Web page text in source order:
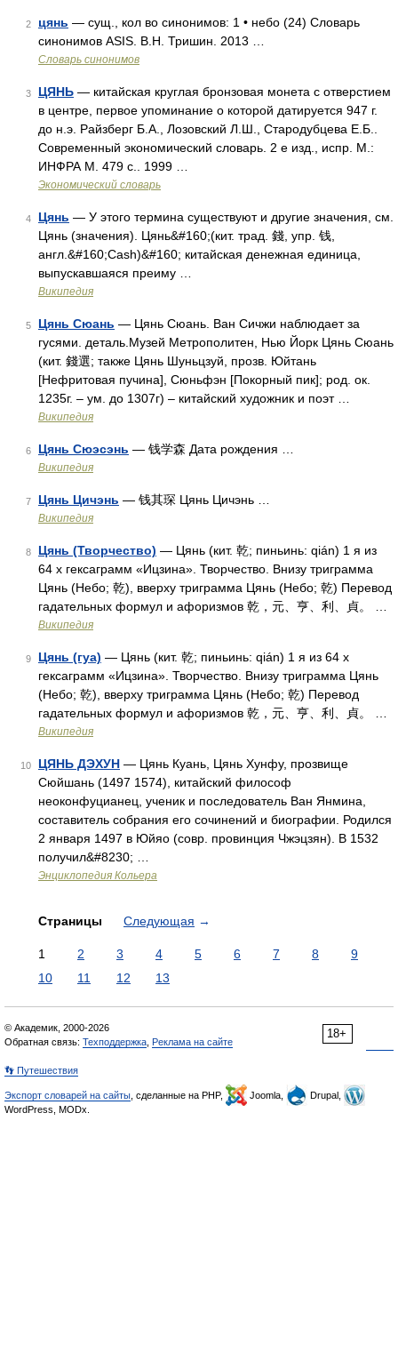
2 цянь — сущ., кол во синонимов: 1 • небо (24) Словарь
синонимов ASIS. В.Н. Тришин. 2013 …
Словарь синонимов
3 ЦЯНЬ — китайская круглая бронзовая монета с отверстием
в центре, первое упоминание о которой датируется 947 г.
до н.э. Райзберг Б.А., Лозовский Л.Ш., Стародубцева Е.Б..
Современный экономический словарь. 2 е изд., испр. М.:
ИНФРА М. 479 с.. 1999 …
Экономический словарь
4 Цянь — У этого термина существуют и другие значения, см.
Цянь (значения). Цянь&#160;(кит. трад. 錢, упр. 钱,
англ.&#160;Cash)&#160; китайская денежная единица,
выпускавшаяся преиму …
Википедия
5 Цянь Сюань — Цянь Сюань. Ван Сичжи наблюдает за
гусями. деталь.Музей Метрополитен, Нью Йорк Цянь Сюань
(кит. 錢選; также Цянь Шуньцзуй, прозв. Юйтань
[Нефритовая пучина], Сюньфэн [Покорный пик]; род. ок.
1235г. – ум. до 1307г) – китайский художник и поэт …
Википедия
6 Цянь Сюэсэнь — 钱学森 Дата рождения …
Википедия
7 Цянь Цичэнь — 钱其琛 Цянь Цичэнь …
Википедия
8 Цянь (Творчество) — Цянь (кит. 乾; пиньинь: qián) 1 я из
64 х гексаграмм «Ицзина». Творчество. Внизу триграмма
Цянь (Небо; 乾), вверху триграмма Цянь (Небо; 乾) Перевод
гадательных формул и афоризмов 乾，元、亨、利、貞。 …
Википедия
9 Цянь (гуа) — Цянь (кит. 乾; пиньинь: qián) 1 я из 64 х
гексаграмм «Ицзина». Творчество. Внизу триграмма Цянь
(Небо; 乾), вверху триграмма Цянь (Небо; 乾) Перевод
гадательных формул и афоризмов 乾，元、亨、利、貞。 …
Википедия
10 ЦЯНЬ ДЭХУН — Цянь Куань, Цянь Хунфу, прозвище
Сюйшань (1497 1574), китайский философ
неоконфуцианец, ученик и последователь Ван Янмина,
составитель собрания его сочинений и биографии. Родился
2 января 1497 в Юйяо (совр. провинция Чжэцзян). В 1532
получил&#8230; …
Энциклопедия Кольера
Страницы Следующая →
1 2 3 4 5 6 7 8
9
10
11 12 13
18+
© Академик, 2000-2026
Обратная связь: Техподдержка Реклама на сайте
👣 Путешествия
Экспорт словарей на сайты , сделанные на PHP, Joomla,
Drupal,
WordPress, MODx.